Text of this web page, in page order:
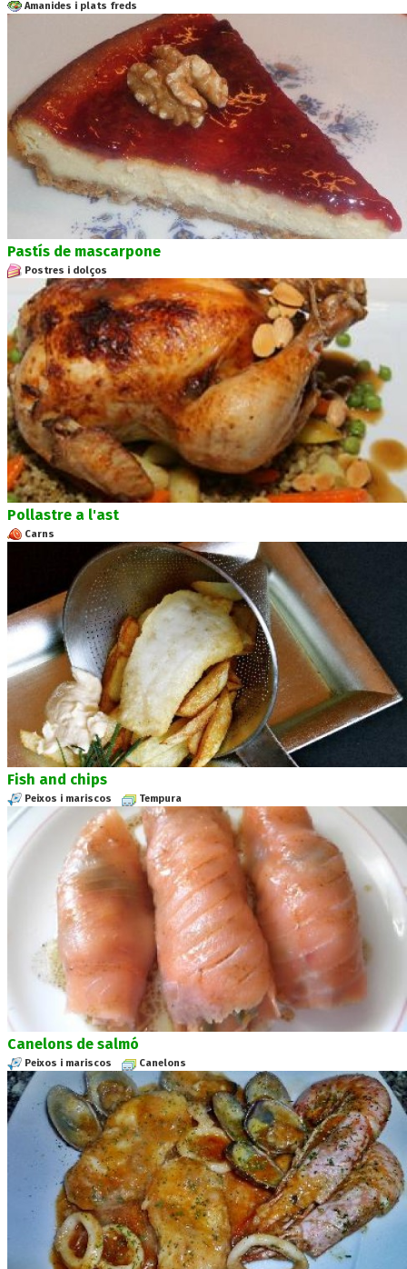
Amanides i plats freds
Pastís de mascarpone
Postres i dolços
Pollastre a l'ast
Carns
Fish and chips
Peixos i mariscos Tempura
Canelons de salmó
Peixos i mariscos Canelons